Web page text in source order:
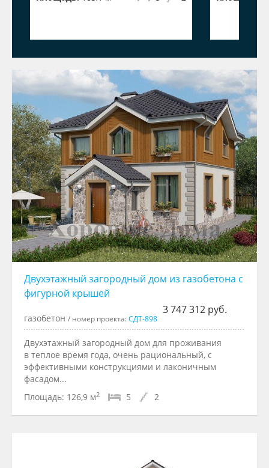
Двуxэтажный загородный дом из газобетона с
фигурной крышей
3 747 312 руб.
газобетон / номер проекта:СДТ-898
Двухэтажный загородный дом для проживания
в теплое время года, очень рациональный, с
эффективными конструкциями и лаконичным
фасадом...
Площадь: 126,9 м2 5 2